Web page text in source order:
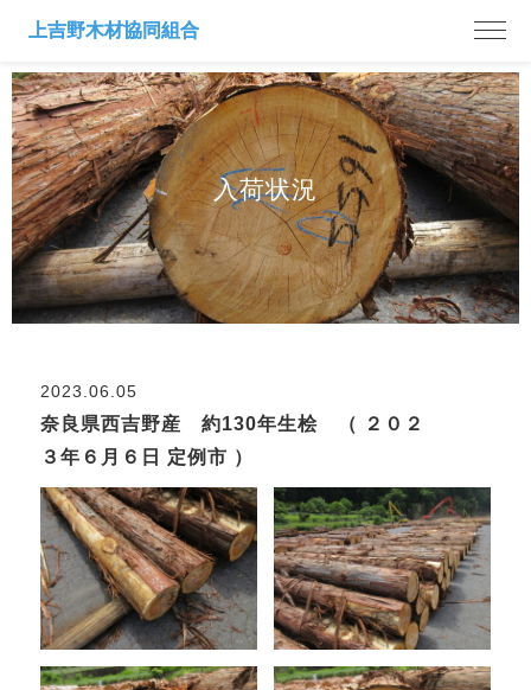
入荷状況
2023.06.05
奈良県西吉野産 約130年生桧 （ ２０２
３年６月６日 定例市 ）